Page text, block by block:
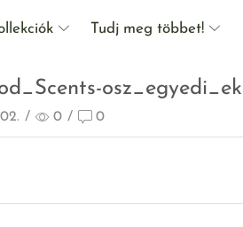
Tudj meg többet!
/ 0 / 0